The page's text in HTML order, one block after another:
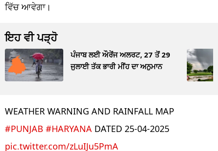
ਵਿੱਚ ਆਵੇਗਾ।
ਇਹ ਵੀ ਪੜ੍ਹੋ
ਪੰਜਾਬ ਲਈ ਔਰੇਂਜ ਅਲਰਟ, 27 ਤੋਂ 29
ਜੁਲਾਈ ਤੱਕ ਭਾਰੀ ਮੀਂਹ ਦਾ ਅਨੁਮਾਨ
WEATHER WARNING AND RAINFALL MAP
#PUNJAB #HARYANA DATED 25-04-2025
pic.twitter.com/zLuIJu5PmA